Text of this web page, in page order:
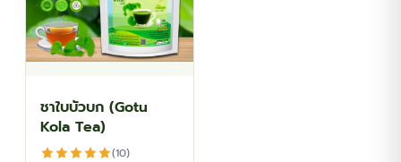
ชาใบบัวบก (Gotu
Kola Tea)
(10)